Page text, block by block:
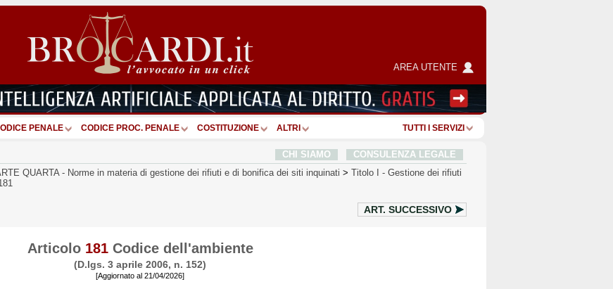
AREA UTENTE
PENALE CODICE PROC. PENALE COSTITUZIONE ALTRI TUTTI I SERVIZI
CHI SIAMO
CONSULENZA LEGALE
QUARTA - Norme in materia di gestione dei rifiuti e di bonifica dei siti inquinati > Titolo I - Gestione dei rifiuti
ART. SUCCESSIVO
Articolo 181Codice dell'ambiente
(D.lgs. 3 aprile 2006, n. 152)
[Aggiornato al 21/04/2026]